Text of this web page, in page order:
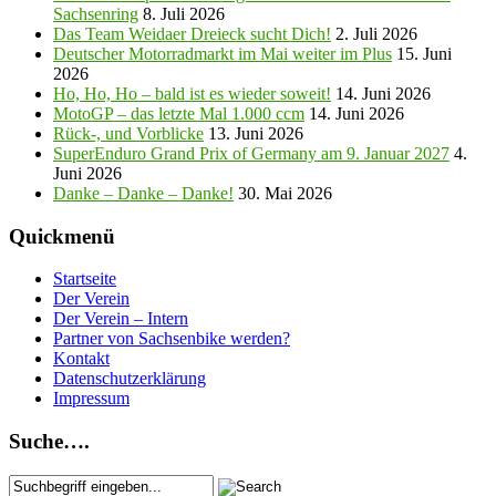
Sachsenring 8. Juli 2026
Das Team Weidaer Dreieck sucht Dich! 2. Juli 2026
Deutscher Motorradmarkt im Mai weiter im Plus 15. Juni
2026
Ho, Ho, Ho – bald ist es wieder soweit! 14. Juni 2026
MotoGP – das letzte Mal 1.000 ccm 14. Juni 2026
Rück-, und Vorblicke 13. Juni 2026
SuperEnduro Grand Prix of Germany am 9. Januar 2027 4.
Juni 2026
Danke – Danke – Danke! 30. Mai 2026
Quickmenü
Startseite
Der Verein
Der Verein – Intern
Partner von Sachsenbike werden?
Kontakt
Datenschutzerklärung
Impressum
Suche….